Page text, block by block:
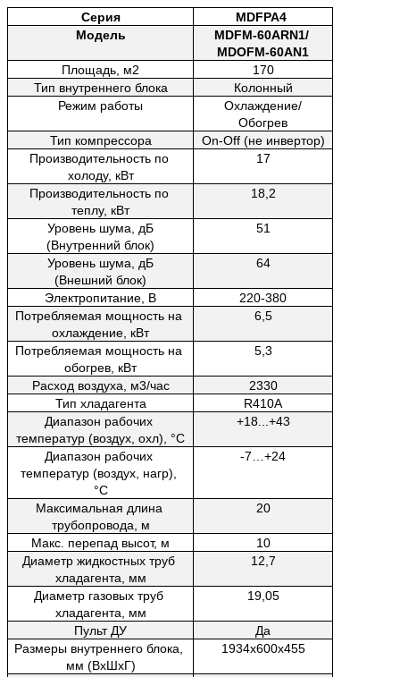
Серия
MDFPA4
Модель
MDFM-60ARN1/
MDOFM-60AN1
Площадь, м2
170
Тип внутреннего блока
Колонный
Режим работы
Охлаждение/
Обогрев
Тип компрессора
On-Off (не инвертор)
Производительность по
холоду, кВт
17
Производительность по
теплу, кВт
18,2
Уровень шума, дБ
(Внутренний блок)
51
Уровень шума, дБ
(Внешний блок)
64
Электропитание, В
220-380
Потребляемая мощность на
охлаждение, кВт
6,5
Потребляемая мощность на
обогрев, кВт
5,3
Расход воздуха, м3/час
2330
Тип хладагента
R410A
Диапазон рабочих
температур (воздух, охл), °C
+18...+43
Диапазон рабочих
температур (воздух, нагр),
°C
-7…+24
Максимальная длина
трубопровода, м
20
Макс. перепад высот, м
10
Диаметр жидкостных труб
хладагента, мм
12,7
Диаметр газовых труб
хладагента, мм
19,05
Пульт ДУ
Да
Размеры внутреннего блока,
мм (ВxШxГ)
1934x600x455